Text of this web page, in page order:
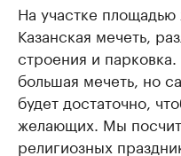
На участке площадью
Казанская мечеть,
строения и
большая мечеть, но
будет достаточно,
желающих. Мы
религиозных